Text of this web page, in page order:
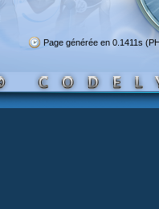
Page générée en 0.1411s